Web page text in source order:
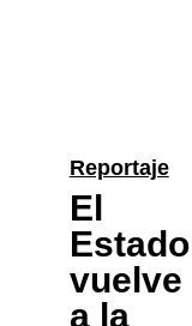
Reportaje
El
Estado
vuelve
a la